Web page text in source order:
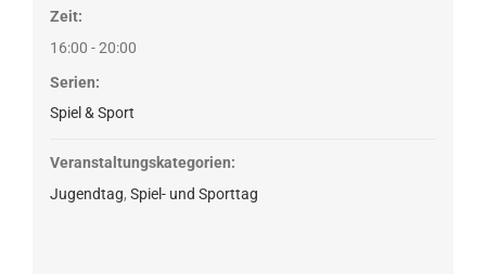
Zeit:
16:00 - 20:00
Serien:
Spiel & Sport
Veranstaltungskategorien:
Jugendtag, Spiel- und Sporttag